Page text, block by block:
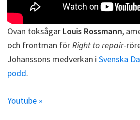
Ovan toksågar Louis Rossmann,
och frontman förRight to repair-
Johanssons medverkan i Svenska
podd.
Youtube »